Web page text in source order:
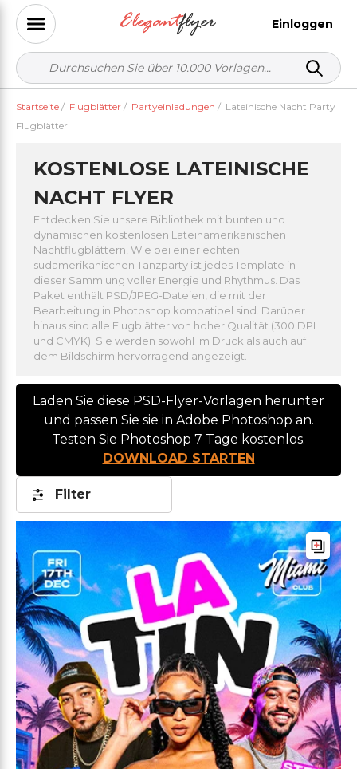
Einloggen
Startseite / Flugblätter / Partyeinladungen / Lateinische Nacht Party
Flugblätter
KOSTENLOSE LATEINISCHE
NACHT FLYER
Entdecken Sie unsere Bibliothek mit bunten und
dynamischen kostenlosen Lateinamerikanischen
Nachtflugblättern! Wie bei einer echten
südamerikanischen Tanzparty ist jedes Template in
dieser Sammlung voller Energie und Rhythmus. Das
Paket enthält PSD/JPEG-Dateien, die mit der
Bearbeitung in Photoshop kompatibel sind. Darüber
hinaus sind alle Flugblätter von hoher Qualität (300 DPI
und CMYK). Sie werden sowohl im Druck als auch auf
dem Bildschirm hervorragend angezeigt.
Laden Sie diese PSD-Flyer-Vorlagen herunter
und passen Sie sie in Adobe Photoshop an.
Testen Sie Photoshop 7 Tage kostenlos.
DOWNLOAD STARTEN
Filter